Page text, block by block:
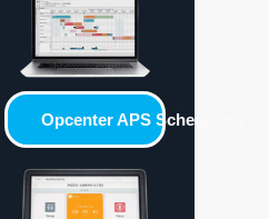
Opcenter APS Scheduling